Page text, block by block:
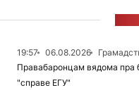
19:57 06.08.2026
Правабаронцам вядома пра
"справе ЕГУ"